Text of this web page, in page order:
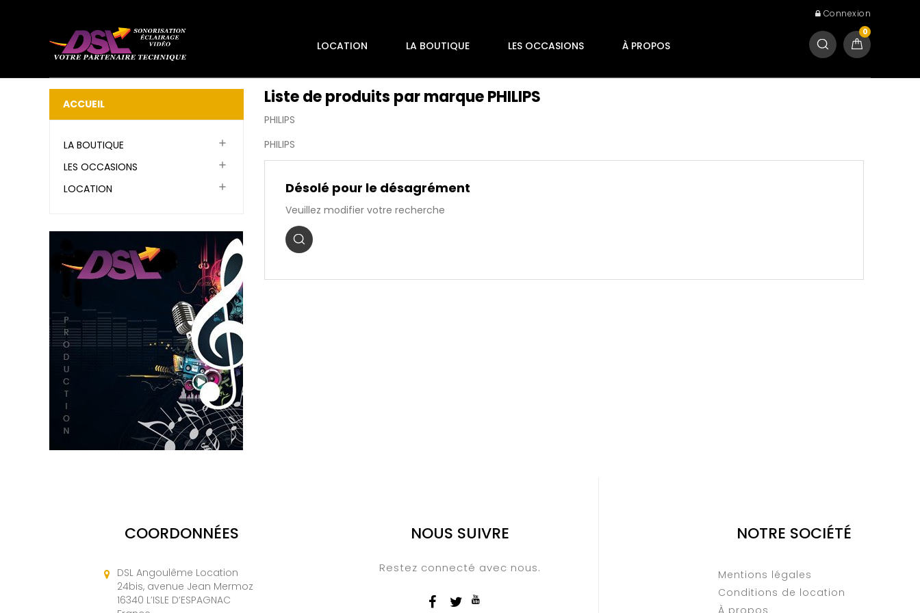
Connexion
0
LOCATION LA BOUTIQUE LES OCCASIONS À PROPOS
Liste de produits par marque PHILIPS
PHILIPS
PHILIPS
Désolé pour le désagrément
Veuillez modifier votre recherche
ACCUEIL
LA BOUTIQUE 
LES OCCASIONS 
LOCATION 
COORDONNÉES
DSL Angoulême Location
24bis, avenue Jean Mermoz
16340 L’ISLE D’ESPAGNAC
NOUS SUIVRE
Restez connecté avec nous.
NOTRE SOCIÉTÉ
Mentions légales
Conditions de location
À propos